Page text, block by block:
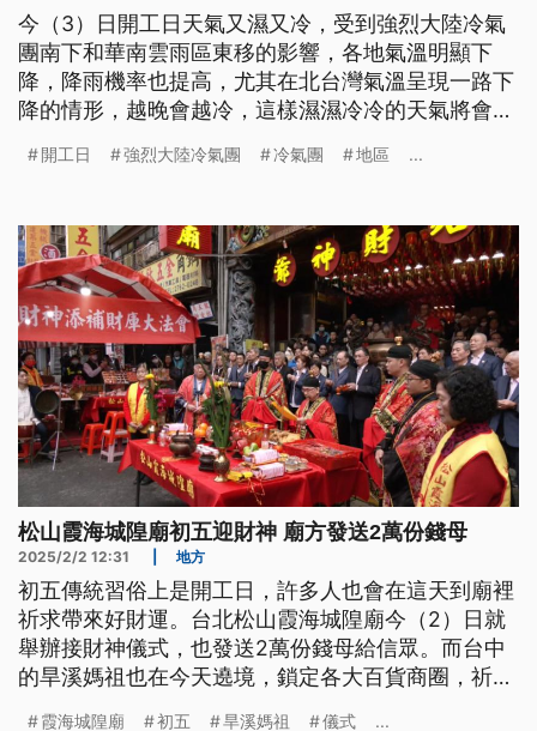
今（3）日開工日天氣又濕又冷，受到強烈大陸冷氣
團南下和華南雲雨區東移的影響，各地氣溫明顯下
降，降雨機率也提高，尤其在北台灣氣溫呈現一路下
降的情形，越晚會越冷，這樣濕濕冷冷的天氣將會一
開工日 強烈大陸冷氣團 冷氣團 地區 ...
松山霞海城隍廟初五迎財神 廟方發送2萬份錢母
2025/2/2 12:31 地方
初五傳統習俗上是開工日，許多人也會在這天到廟裡
祈求帶來好財運。台北松山霞海城隍廟今（2）日就
舉辦接財神儀式，也發送2萬份錢母給信眾。而台中
的旱溪媽祖也在今天遶境，鎖定各大百貨商圈，祈求
霞海城隍廟 初五 旱溪媽祖 儀式 ...